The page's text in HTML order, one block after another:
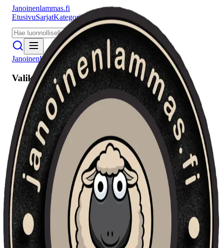
Janoinenlammas.fi
EtusivuSarjatKategoriat PuhujatMeistä
Janoinenlammas.fi
Valikko
Etusivu
Sarjat
Kategoriat
Puhujat
Haku
Tietosuojaseloste
Seuraa meitä
Facebook Instagram
YouTube
© 2026 Janoinenlammas.fi. Kaikki oikeudet pidätetään.